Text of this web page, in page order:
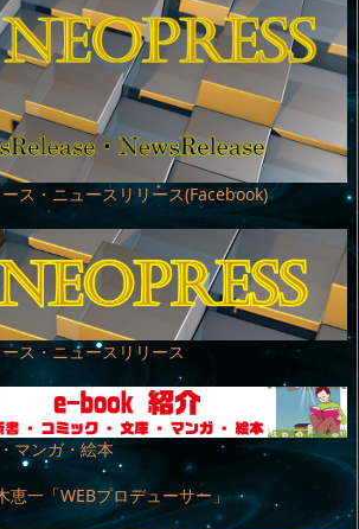
ス・ニュースリリース(Facebook)
ス・ニュースリリース
マンガ・絵本
恵一「WEBプロデューサー」